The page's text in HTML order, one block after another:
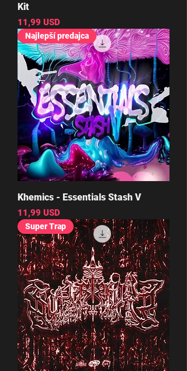
Kit
Cena
11,99 USD
Najlepší predajca
Khemics - Essentials Stash V
Cena
11,99 USD
Super Trap